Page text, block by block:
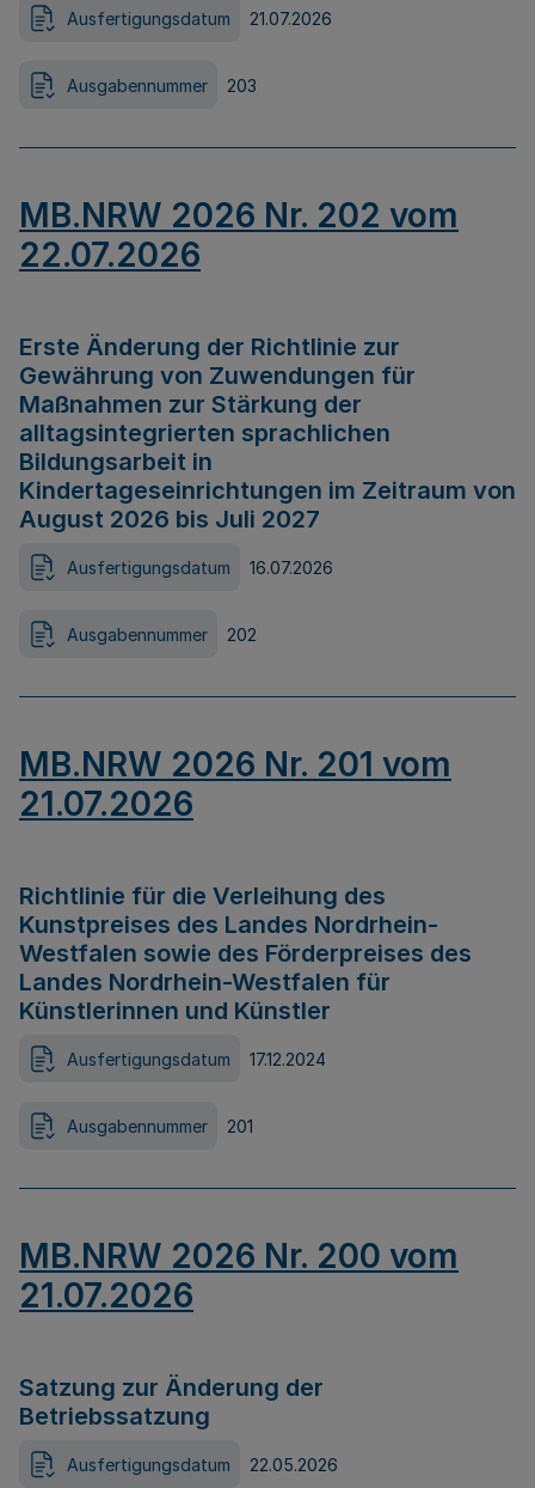
Ausfertigungsdatum 21.07.2026
Ausgabennummer 203
MB.NRW 2026 Nr. 202 vom
22.07.2026
Erste Änderung der Richtlinie zur
Gewährung von Zuwendungen für
Maßnahmen zur Stärkung der
alltagsintegrierten sprachlichen
Bildungsarbeit in
Kindertageseinrichtungen im Zeitraum von
August 2026 bis Juli 2027
Ausfertigungsdatum 16.07.2026
Ausgabennummer 202
MB.NRW 2026 Nr. 201 vom
21.07.2026
Richtlinie für die Verleihung des
Kunstpreises des Landes Nordrhein-
Westfalen sowie des Förderpreises des
Landes Nordrhein-Westfalen für
Künstlerinnen und Künstler
Ausfertigungsdatum 17.12.2024
Ausgabennummer 201
MB.NRW 2026 Nr. 200 vom
21.07.2026
Satzung zur Änderung der
Betriebssatzung
Ausfertigungsdatum 22.05.2026